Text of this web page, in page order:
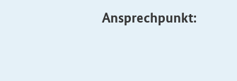
Ansprechpunkt: